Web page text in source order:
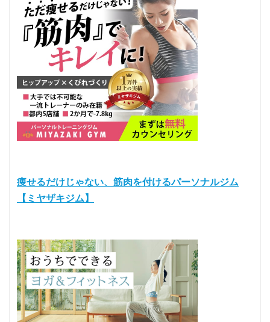
痩せるだけじゃない、筋肉を付けるパーソナルジム
【ミヤザキジム】